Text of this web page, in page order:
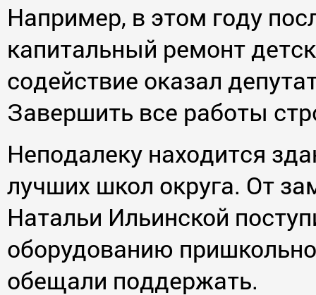
Например, в этом году
капитальный ремонт
содействие оказал
Завершить все работы
Неподалеку находится
лучших школ округа. От
Натальи Ильинской
оборудованию
обещали поддержать.